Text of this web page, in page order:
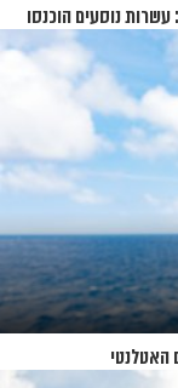
נוסעים הוכנסו